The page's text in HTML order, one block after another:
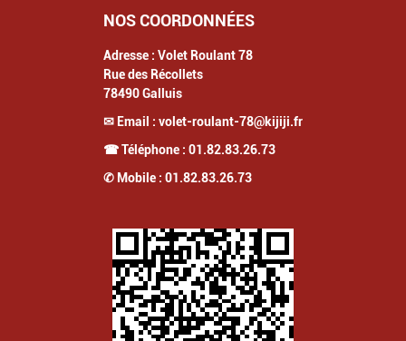
NOS COORDONNÉES
Adresse : Volet Roulant 78
Rue des Récollets
78490Galluis
✉ Email : volet-roulant-78@kijiji.fr
☎ Téléphone : 01.82.83.26.73
✆ Mobile : 01.82.83.26.73